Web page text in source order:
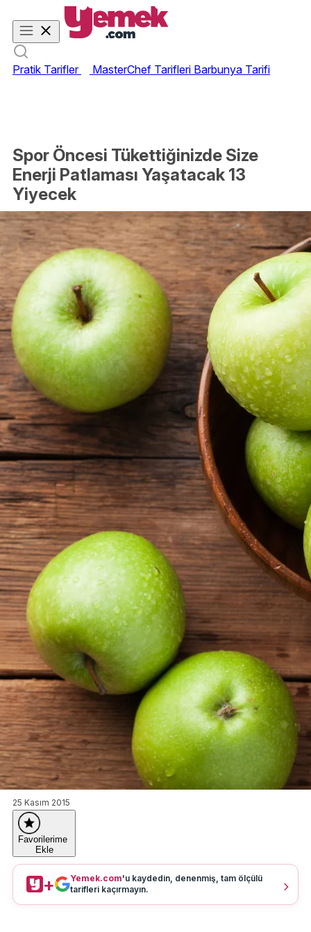
Pratik Tarifler MasterChef Tarifleri Barbunya Tarifi
Spor Öncesi Tükettiğinizde Size
Enerji Patlaması Yaşatacak 13
Yiyecek
25 Kasım 2015
Favorilerime
Ekle
+ Yemek.com'u kaydedin, denenmiş, tam ölçülü
tarifleri kaçırmayın.